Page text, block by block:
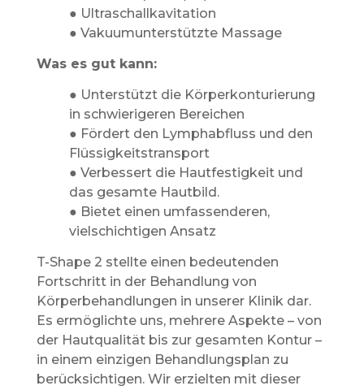
● Ultraschallkavitation
● Vakuumunterstützte Massage
Was es gut kann:
● Unterstützt die Körperkonturierung
in schwierigeren Bereichen
● Fördert den Lymphabfluss und den
Flüssigkeitstransport
● Verbessert die Hautfestigkeit und
das gesamte Hautbild.
● Bietet einen umfassenderen,
vielschichtigen Ansatz
T-Shape 2 stellte einen bedeutenden
Fortschritt in der Behandlung von
Körperbehandlungen in unserer Klinik dar.
Es ermöglichte uns, mehrere Aspekte – von
der Hautqualität bis zur gesamten Kontur –
in einem einzigen Behandlungsplan zu
berücksichtigen. Wir erzielten mit dieser